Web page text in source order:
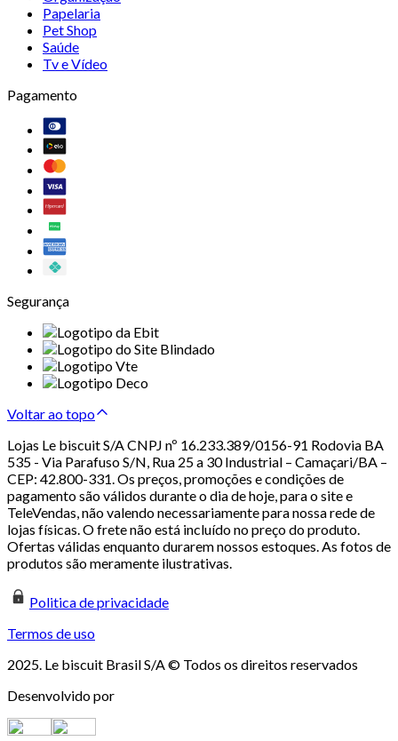
Papelaria
Pet Shop
Saúde
Tv e Vídeo
Pagamento
Segurança
Voltar ao topo
Lojas Le biscuit S/A CNPJ nº 16.233.389/0156-91 Rodovia BA
535 - Via Parafuso S/N, Rua 25 a 30 Industrial – Camaçari/BA –
CEP: 42.800-331. Os preços, promoções e condições de
pagamento são válidos durante o dia de hoje, para o site e
TeleVendas, não valendo necessariamente para nossa rede de
lojas físicas. O frete não está incluído no preço do produto.
Ofertas válidas enquanto durarem nossos estoques. As fotos de
produtos são meramente ilustrativas.
Politica de privacidade
Termos de uso
2025. Le biscuit Brasil S/A © Todos os direitos reservados
Desenvolvido por